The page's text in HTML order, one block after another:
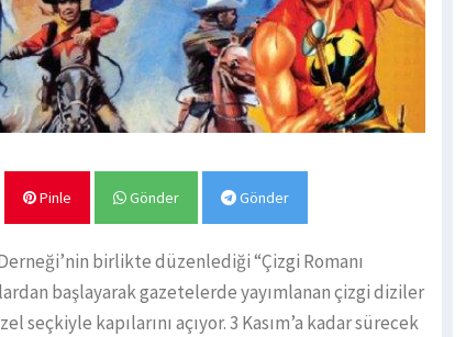
Pinle Gönder Gönder
birlikte düzenlediği “Çizgi Romanı
başlayarak gazetelerde yayımlanan çizgi diziler
seçkiyle kapılarını açıyor. 3 Kasım’a kadar sürecek